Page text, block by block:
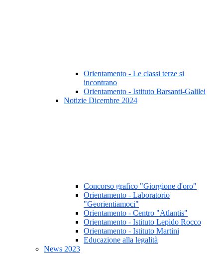
Orientamento - Le classi terze si
incontrano
Orientamento - Istituto Barsanti-Galilei
Notizie Dicembre 2024
Concorso grafico "Giorgione d'oro"
Orientamento - Laboratorio
"Georientiamoci"
Orientamento - Centro "Atlantis"
Orientamento - Istituto Lepido Rocco
Orientamento - Istituto Martini
Educazione alla legalità
News 2023